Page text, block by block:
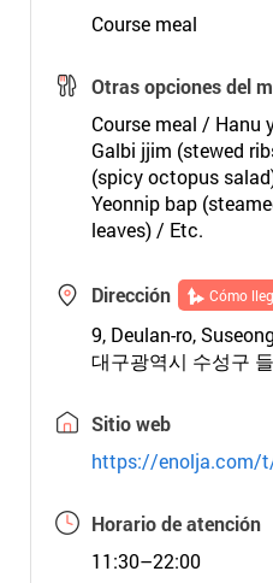
Course meal
Otras opciones del
Course meal / Hanu
Galbi jjim (stewed
(spicy octopus
Yeonnip bap
leaves) / Etc.
Dirección Cómo
9, Deulan-ro,
대구광역시 수성구
Sitio web
https://enolja.com/
Horario de atención
11:30–22:00